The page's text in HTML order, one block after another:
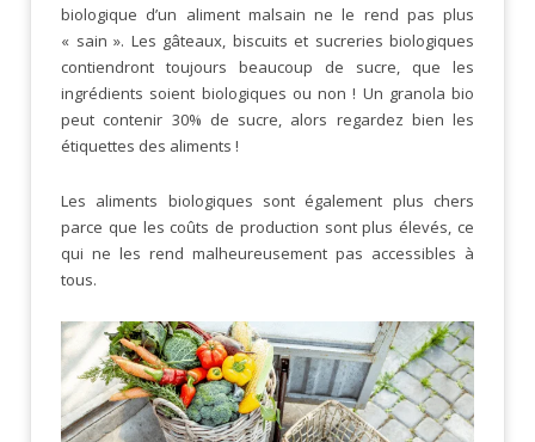
biologique d’un aliment malsain ne le rend pas plus
« sain ». Les gâteaux, biscuits et sucreries biologiques
contiendront toujours beaucoup de sucre, que les
ingrédients soient biologiques ou non ! Un granola bio
peut contenir 30% de sucre, alors regardez bien les
étiquettes des aliments !
Les aliments biologiques sont également plus chers
parce que les coûts de production sont plus élevés, ce
qui ne les rend malheureusement pas accessibles à
tous.